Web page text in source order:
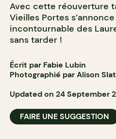
Avec cette réouverture
Vieilles Portes
incontournable des
sans tarder !
Écrit par Fabie Lubin
Photographié par Alison
Updated on 24 September
FAIRE UNE SUGGESTION